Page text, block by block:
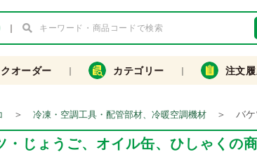
オーダー カテゴリー 注文
＞ 冷凍・空調工具・配管部材、冷暖空調機材 ＞ バ
・じょうご、オイル缶、ひしゃくの